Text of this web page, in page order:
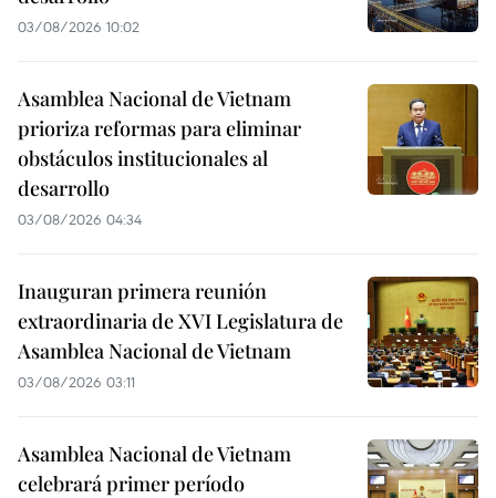
03/08/2026 10:02
Asamblea Nacional de Vietnam
prioriza reformas para eliminar
obstáculos institucionales al
desarrollo
03/08/2026 04:34
Inauguran primera reunión
extraordinaria de XVI Legislatura de
Asamblea Nacional de Vietnam
03/08/2026 03:11
Asamblea Nacional de Vietnam
celebrará primer período